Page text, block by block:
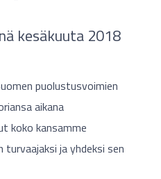
kesäkuuta 2018
puolustusvoimien
aikana
koko kansamme
ja yhdeksi sen